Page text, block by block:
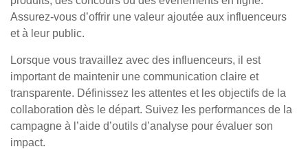
Assurez-vous d’offrir une valeur ajoutée aux influenceurs
et à leur public.
Lorsque vous travaillez avec des influenceurs, il est
important de maintenir une communication claire et
transparente. Définissez les attentes et les objectifs de la
collaboration dès le départ. Suivez les performances de la
campagne à l’aide d’outils d’analyse pour évaluer son
impact.